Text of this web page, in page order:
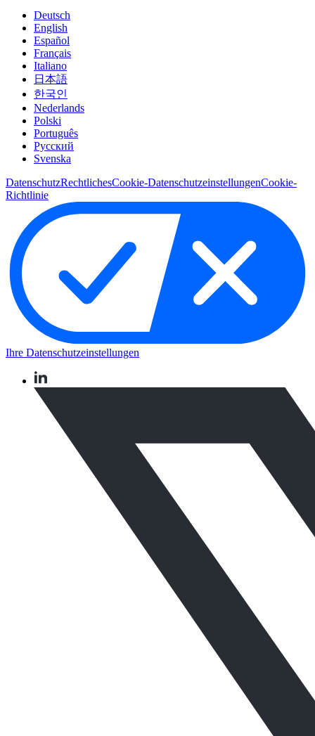
Deutsch
English
Español
Français
Italiano
日本語
한국인
Nederlands
Polski
Português
Pусский
Svenska
DatenschutzRechtlichesCookie-DatenschutzeinstellungenCookie-
Richtlinie
Ihre Datenschutzeinstellungen